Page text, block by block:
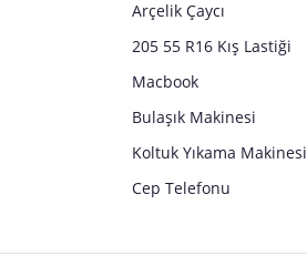
Arçelik Çaycı
205 55 R16 Kış Lastiği
Macbook
Bulaşık Makinesi
Koltuk Yıkama Makinesi
Cep Telefonu